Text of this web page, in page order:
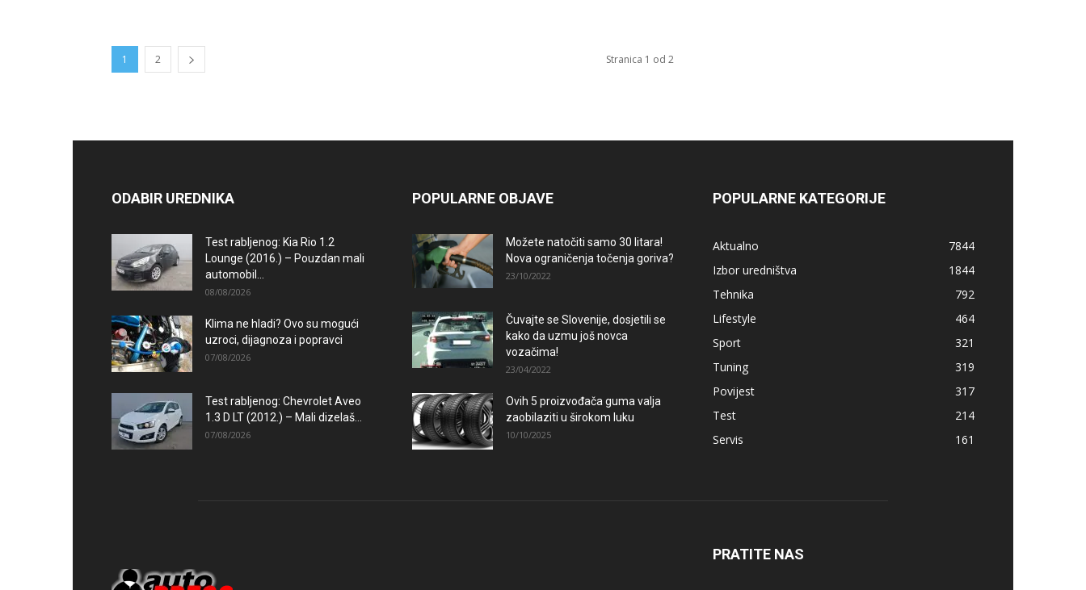
1 2 Stranica 1 od 2
ODABIR UREDNIKA
Test rabljenog: Kia Rio 1.2
Lounge (2016.) – Pouzdan mali
automobil...
08/08/2026
Klima ne hladi? Ovo su mogući
uzroci, dijagnoza i popravci
07/08/2026
Test rabljenog: Chevrolet Aveo
1.3 D LT (2012.) – Mali dizelaš...
07/08/2026
POPULARNE OBJAVE
Možete natočiti samo 30 litara!
Nova ograničenja točenja goriva?
23/10/2022
Čuvajte se Slovenije, dosjetili se
kako da uzmu još novca
vozačima!
23/04/2022
Ovih 5 proizvođača guma valja
zaobilaziti u širokom luku
10/10/2025
POPULARNE KATEGORIJE
Aktualno
7844
Izbor uredništva
1844
Tehnika
792
Lifestyle
464
Sport
321
Tuning
319
Povijest
317
Test
214
Servis
161
PRATITE NAS